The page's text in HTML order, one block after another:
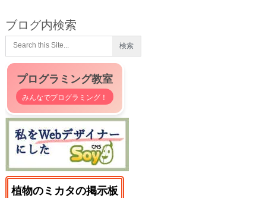
ブログ内検索
プログラミング教室
みんなでプログラミング！
植物のミカタの掲示板